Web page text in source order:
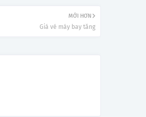
MỚI HƠN
Giá vé máy bay tăng